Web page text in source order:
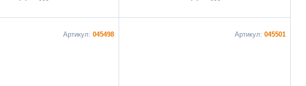
Артикул:045498 Артикул: 045501